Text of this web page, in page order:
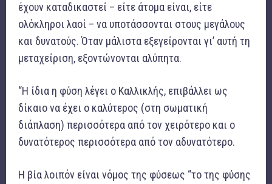
έχουν καταδικαστεί – είτε άτομα είναι, είτε
ολόκληροι λαοί – να υποτάσσονται στους μεγάλους
και δυνατούς. Όταν μάλιστα εξεγείρονται γι’ αυτή τη
μεταχείριση, εξοντώνονται αλύπητα.
“Η ίδια η φύση λέγει ο Καλλικλής, επιβάλλει ως
δίκαιο να έχει ο καλύτερος (στη σωματική
διάπλαση) περισσότερα από τον χειρότερο και ο
δυνατότερος περισσότερα από τον αδυνατότερο.
Η βία λοιπόν είναι νόμος της φύσεως “το της φύσης